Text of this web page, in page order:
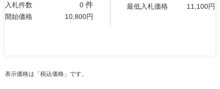
入札件数 0 件
開始価格 10,800円
最低入札価格
11,100円
表示価格は「税込価格」です。